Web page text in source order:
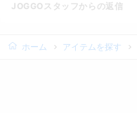
JOGGOスタッフからの返信
ホーム アイテムを探す